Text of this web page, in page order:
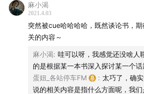
麻小渴
2021.4.03
突然被cue哈哈哈哈，既然谈论书，
关的内容～
麻小渴: 哇可以呀，我感觉还没啥人
的是根据某一本书深入探讨某一个话
蛋妞_各站停车FM
: 太巧了，确
说的相关内容是指什么方面呢，我